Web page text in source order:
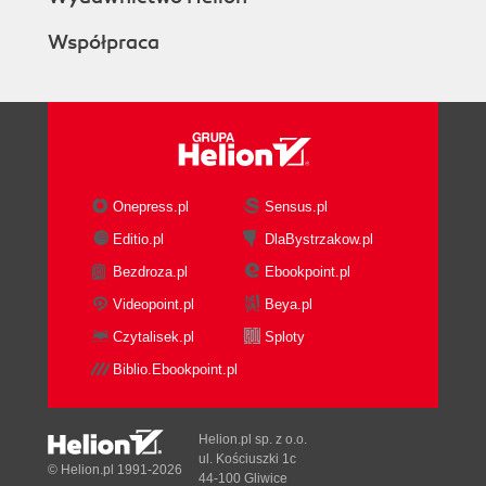
Rozdział 7. Wykrywanie słowa wybudzającego:
budowanie aplikacji
Wszystkie elementy aplikacji
Omówienie testów
Element dostarczający dane audio
Element dostarczający cechy
Sposób przetwarzania dźwięku na
spektrogram przez element
dostarczający dane audio
Element rozpoznający polecenia
Element reagujący na polecenia
Uruchomienie aplikacji na mikrokontrolerach
Arduino
Współpraca
Onepress.pl
Sensus.pl
Editio.pl
DlaBystrzakow.pl
Bezdroza.pl
Ebookpoint.pl
Videopoint.pl
Beya.pl
Czytalisek.pl
Sploty
Biblio.Ebookpoint.pl
© Helion.pl 1991-2026
Helion.pl sp. z o.o.
ul. Kościuszki 1c
44-100 Gliwice